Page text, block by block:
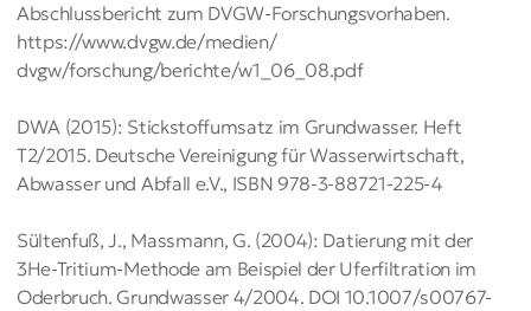
Abschlussbericht zum DVGW-Forschungsvorhaben.
https://www.dvgw.de/medien/
dvgw/forschung/berichte/w1_06_08.pdf
DWA (2015): Stickstoffumsatz im Grundwasser. Heft
T2/2015. Deutsche Vereinigung für Wasserwirtschaft,
Abwasser und Abfall e.V., ISBN 978-3-88721-225-4
Sültenfuß, J., Massmann, G. (2004): Datierung mit der
3He-Tritium-Methode am Beispiel der Uferfiltration im
Oderbruch. Grundwasser 4/2004. DOI 10.1007/s00767-